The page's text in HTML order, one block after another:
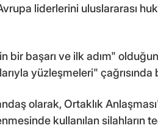
liderlerini uluslararası
bir başarı ve ilk adım"
yüzleşmeleri" çağrısında
olarak, Ortaklık
kullanılan silahların